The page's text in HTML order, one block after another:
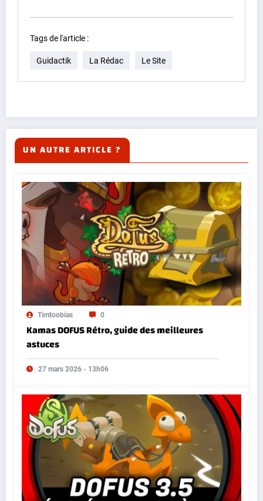
Tags de l'article :
Guidactik La Rédac Le Site
UN AUTRE ARTICLE ?
Timtoobias 0
Kamas DOFUS Rétro, guide des meilleures
astuces
27 mars 2026 - 13h06